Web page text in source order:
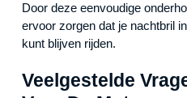
Door deze eenvoudige
ervoor zorgen dat je nachtbril
kunt blijven rijden.
Veelgestelde